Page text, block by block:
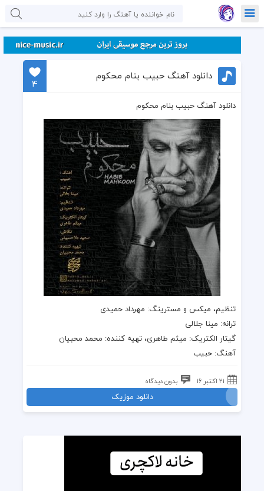
دانلود آهنگ حبیب بنام محکوم
4
دانلود آهنگ حبیب بنام محکوم
تنظیم، میکس و مسترینگ: مهرداد حمیدی
ترانه: مینا جلالی
گیتار الکتریک: میثم طاهری، تهیه کننده: محمد محبیان
آهنگ:حبیب
21 اکتبر 16 بدون دیدگاه
دانلود موزیک